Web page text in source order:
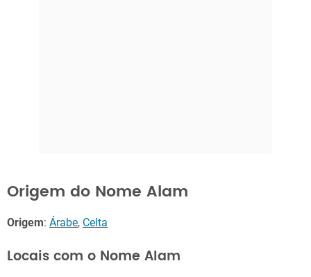
Origem do Nome Alam
Origem: Árabe, Celta
Locais com o Nome Alam